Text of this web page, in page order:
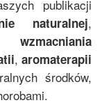
publikacji
naturalnej,
wzmacniania
, aromaterapii
środków,